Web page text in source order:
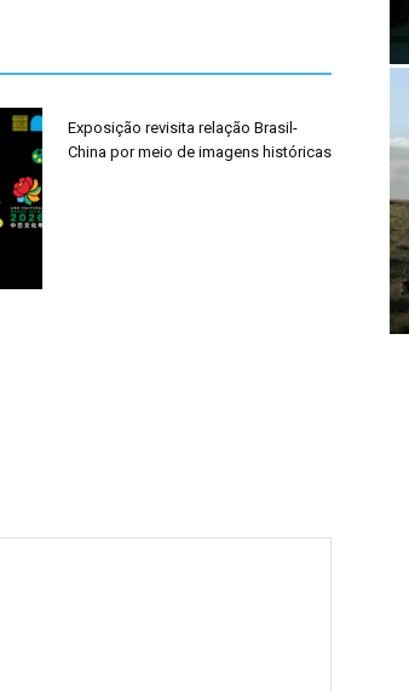
Exposição revisita relação Brasil-
China por meio de imagens históricas